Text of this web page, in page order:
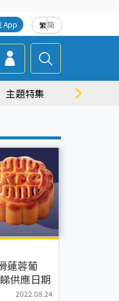
繁简
App
主題特集 商場情報
蓮蓉葡
供應日期
2022.08.24